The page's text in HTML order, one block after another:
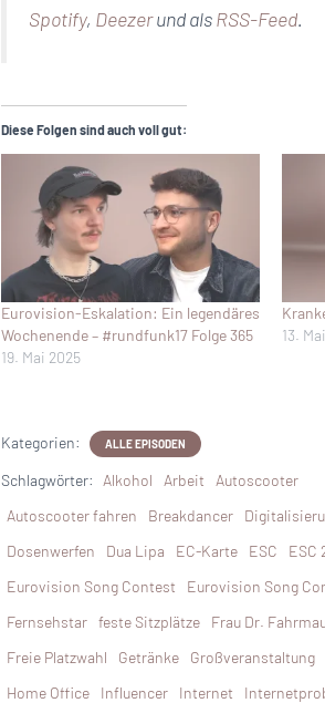
Spotify, Deezerund alsRSS-Feed.
Diese Folgen sind auch voll gut:
Eurovision-Eskalation: Ein legendäres
Wochenende – #rundfunk17 Folge 365
19. Mai 2025
13.
Kategorien: ALLE EPISODEN
Schlagwörter: Alkohol Arbeit
Autoscooter
Autoscooter fahren
Breakdancer
Dosenwerfen
Dua Lipa EC-Karte ESC
ESC
Eurovision Song Contest
Eurovision Song
Fernsehstar feste Sitzplätze
Frau Dr.
Freie Platzwahl
Getränke
Großveranstaltung
Home Office
Influencer Internet